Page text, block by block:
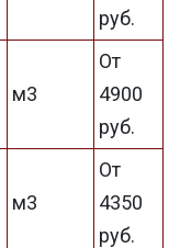
руб.
м3
От
4900
руб.
м3
От
4350
руб.